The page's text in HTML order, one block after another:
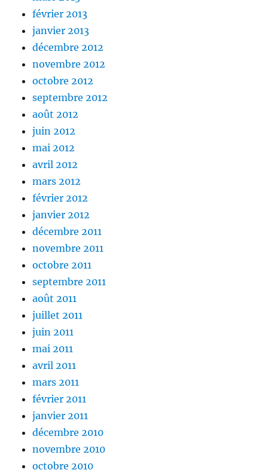
février 2013
janvier 2013
décembre 2012
novembre 2012
octobre 2012
septembre 2012
août 2012
juin 2012
mai 2012
avril 2012
mars 2012
février 2012
janvier 2012
décembre 2011
novembre 2011
octobre 2011
septembre 2011
août 2011
juillet 2011
juin 2011
mai 2011
avril 2011
mars 2011
février 2011
janvier 2011
décembre 2010
novembre 2010
octobre 2010